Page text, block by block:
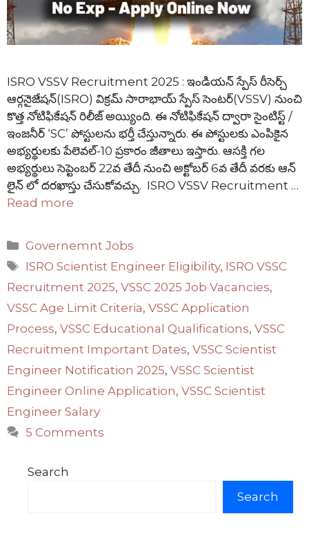
ISRO VSSV Recruitment 2025 : ఇండియన్ స్పేస్ రీసెర్చ్
ఆర్గనైజేషన్(ISRO) విక్రమ్ సారాభాయ్ స్పేస్ సెంటర్(VSSV) నుంచి
కొత్త నోటిఫికేషన్ రిలీజ్ అయ్యింది. ఈ నోటిఫికేషన్ ద్వారా సైంటిస్ట్ /
ఇంజనీర్ ‘SC’ పోస్టులను భర్తీ చేస్తున్నారు. ఈ పోస్టులకు ఎంపికైన
అభ్యర్థులకు పేలెవల్-10 ప్రకారం జీతాలు ఇస్తారు. ఆసక్తి గల
అభ్యర్థులు సెప్టెంబర్ 22వ తేదీ నుంచి అక్టోబర్ 6వ తేదీ వరకు ఆన్
లైన్ లో దరఖాస్తు చేసుకోవచ్చు. ISRO VSSV Recruitment …
Read more
Categories
Governemnt Jobs
Tags
ISRO Scientist Engineer Eligibility, ISRO VSSC
Recruitment 2025, VSSC 2025 Job Vacancies,
VSSC Age Limit Criteria, VSSC Application
Process, VSSC Educational Qualifications, VSSC
Recruitment Important Dates, VSSC Scientist
Engineer Notification 2025, VSSC Scientist
Engineer Online Application, VSSC Scientist
Engineer Salary
5 Comments
Search
Search